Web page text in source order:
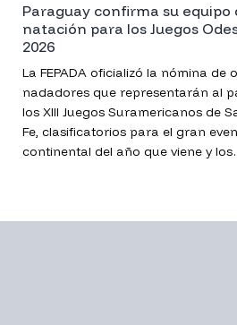
hace un par de meses.
Paraguay confirma su equipo
natación para los Juegos
2026
La FEPADA oficializó la nómina de
nadadores que representarán al
los XIII Juegos Suramericanos de
Fe, clasificatorios para el gran
continental del año que viene y los